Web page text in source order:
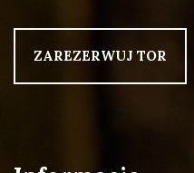
ZAREZERWUJ TOR